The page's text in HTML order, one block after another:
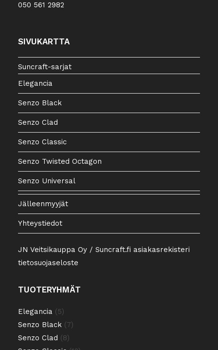
050 561 2982
SIVUKARTTA
Suncraft-sarjat
Elegancia
Senzo Black
Senzo Clad
Senzo Classic
Senzo Twisted Octagon
Senzo Universal
Jälleenmyyjät
Yhteystiedot
JN Veitsikauppa Oy / Suncraft.fi asiakasrekisteri
tietosuojaseloste
TUOTERYHMÄT
Elegancia 55
tuotetta
Senzo Black 77
Senzo Clad 88